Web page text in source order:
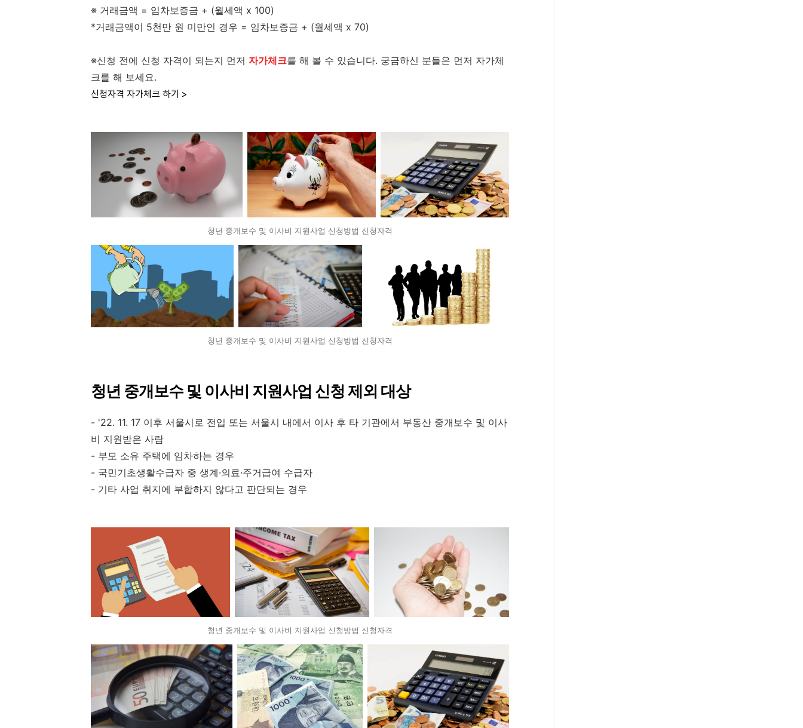
※ 거래금액 = 임차보증금 + (월세액 x 100)
*거래금액이 5천만 원 미만인 경우 = 임차보증금 + (월세액 x 70)
※신청 전에 신청 자격이 되는지 먼저 자가체크를 해 볼 수 있습니다. 궁금하신 분들은 먼저 자가체
크를 해 보세요.
신청자격 자가체크 하기 >
청년 중개보수 및 이사비 지원사업 신청방법 신청자격
청년 중개보수 및 이사비 지원사업 신청방법 신청자격
청년 중개보수 및 이사비 지원사업 신청 제외 대상
- '22. 11. 17 이후 서울시로 전입 또는 서울시 내에서 이사 후 타 기관에서 부동산 중개보수 및 이사
비 지원받은 사람
- 부모 소유 주택에 임차하는 경우
- 국민기초생활수급자 중 생계·의료·주거급여 수급자
- 기타 사업 취지에 부합하지 않다고 판단되는 경우
청년 중개보수 및 이사비 지원사업 신청방법 신청자격